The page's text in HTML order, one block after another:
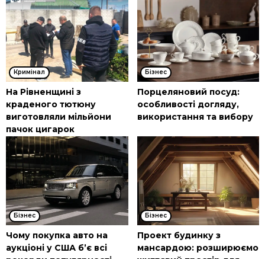
Кримінал
На Рівненщині з
краденого тютюну
виготовляли мільйони
пачок цигарок
Бізнес
Порцеляновий посуд:
особливості догляду,
використання та вибору
Бізнес
Чому покупка авто на
аукціоні у США б’є всі
Бізнес
Проект будинку з
мансардою: розширюємо